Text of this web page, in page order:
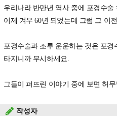
우리나라 반만년 역사 중에 포경수
이제 겨우 60년 되었는데 그럼 그 이
포경수술과 조루 운운하는 것은 포
타지니까 무시하세요.
그들이 퍼뜨린 이야기 중에 보면 허
작성자